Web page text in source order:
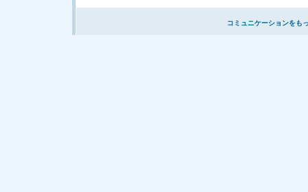
コミュニケーションをも